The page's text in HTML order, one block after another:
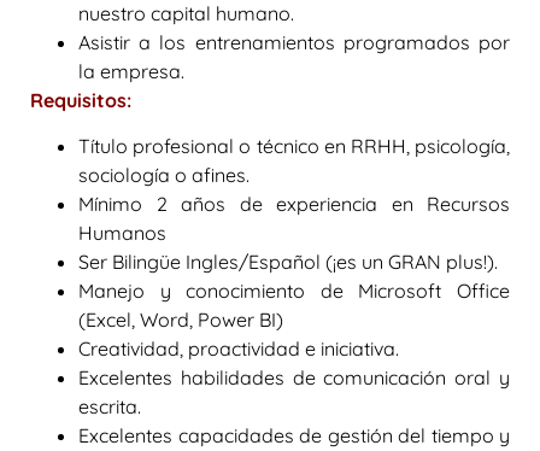
nuestro capital humano.
Asistir a los entrenamientos programados por
la empresa.
Requisitos:
Título profesional o técnico en RRHH, psicología,
sociología o afines.
Mínimo 2 años de experiencia en Recursos
Humanos
Ser Bilingüe Ingles/Español (¡es un GRAN plus!).
Manejo y conocimiento de Microsoft Office
(Excel, Word, Power BI)
Creatividad, proactividad e iniciativa.
Excelentes habilidades de comunicación oral y
escrita.
Excelentes capacidades de gestión del tiempo y